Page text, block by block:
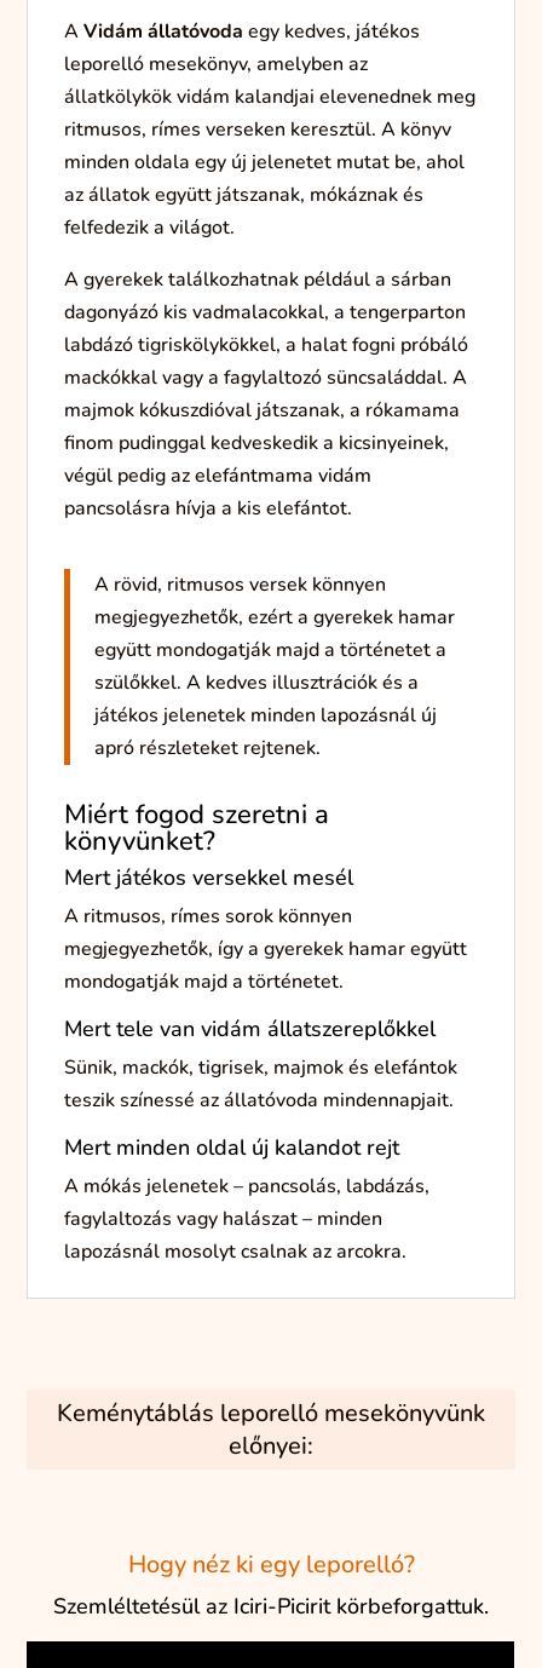
AVidámállatóvoda egy kedves, játékos
leporelló mesekönyv,amelybenaz
állatkölykökvidám kalandjaielevenednek meg
ritmusos, rímesverseken keresztül.A könyv
mindenoldalaegy új jelenetet mutat be,ahol
azállatokegyütt játszanak, mókáznakés
felfedezikavilágot.
Agyerekektalálkozhatnak példáulasárban
dagonyázó kisvadmalacokkal,atengerparton
labdázótigriskölykökkel,a halatfogni próbáló
mackókkalvagyafagylaltozósüncsaláddal.A
majmok kókuszdióval játszanak,a rókamama
finom pudinggal kedveskedika kicsinyeinek,
végül pedigazelefántmamavidám
pancsolásra hívjaa kiselefántot.
A rövid, ritmusosversek könnyen
megjegyezhetők,ezértagyerekek hamar
együtt mondogatják majdatörténeteta
szülőkkel.A kedves illusztrációkésa
játékos jelenetek minden lapozásnál új
apró részleteket rejtenek.
Miértfogod szeretni a
könyvünket?
Mert játékosversekkel mesél
A ritmusos, rímessorok könnyen
megjegyezhetők, ígyagyerekek hamaregyütt
mondogatják majdatörténetet.
Merttelevanvidám állatszereplőkkel
Sünik, mackók,tigrisek, majmokéselefántok
teszikszínesséazállatóvoda mindennapjait.
Mert mindenoldal új kalandot rejt
A mókás jelenetek – pancsolás, labdázás,
fagylaltozásvagy halászat – minden
lapozásnál mosolytcsalnakazarcokra.
Keménytáblás leporelló mesekönyvünk
előnyei:
Hogy néz ki egy leporelló?
Szemléltetésül az Iciri-Picirit körbeforgattuk.